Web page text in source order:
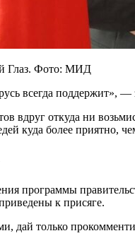
Глаз. Фото: МИД
всегда поддержит», —
вдруг откуда ни
куда более приятно,
программы
к присяге.
дай только